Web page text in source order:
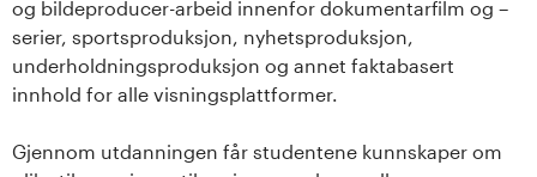
og bildeproducer-arbeid innenfor dokumentarfilm og –
serier, sportsproduksjon, nyhetsproduksjon,
underholdningsproduksjon og annet faktabasert
innhold for alle visningsplattformer.
Gjennom utdanningen får studentene kunnskaper om